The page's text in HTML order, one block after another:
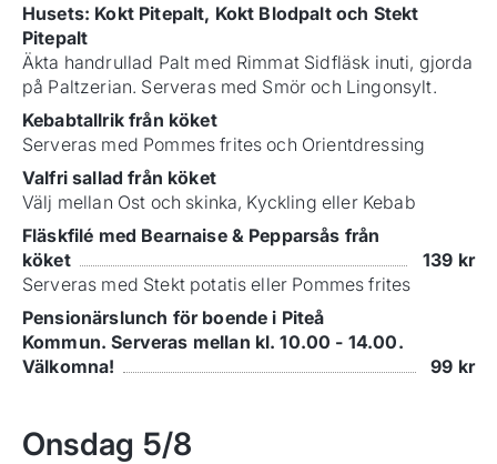
Husets: Kokt Pitepalt, Kokt Blodpalt och Stekt
Pitepalt
Äkta handrullad Palt med Rimmat Sidfläsk inuti, gjorda
på Paltzerian. Serveras med Smör och Lingonsylt.
Kebabtallrik från köket
Serveras med Pommes frites och Orientdressing
Valfri sallad från köket
Välj mellan Ost och skinka, Kyckling eller Kebab
Fläskfilé med Bearnaise & Pepparsås från
köket
139 kr
Serveras med Stekt potatis eller Pommes frites
Pensionärslunch för boende i Piteå
Kommun. Serveras mellan kl. 10.00 - 14.00.
Välkomna!
99 kr
Onsdag 5/8